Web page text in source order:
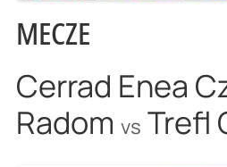
MECZE
Cerrad Enea
Radom vs Trefl